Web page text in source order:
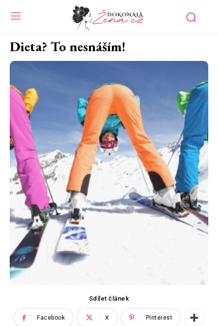
Dieta? To nesnáším!
Sdílet článek
Facebook X Pinterest